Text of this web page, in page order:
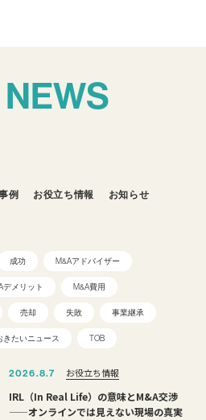
例 お役立ち情報 お知らせ
成功 M&Aアドバイザー
デメリット M&A費用
売却 失敗 事業継承
きたいニュース TOB
2026.8.7 お役立ち情報
IRL（In Real Life）の意味とM&A交渉
——オンラインでは見えない現場の真実